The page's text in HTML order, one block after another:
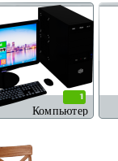
1
Компьютер